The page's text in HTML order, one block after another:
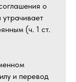
о
(ч. 1 ст.
и перевод